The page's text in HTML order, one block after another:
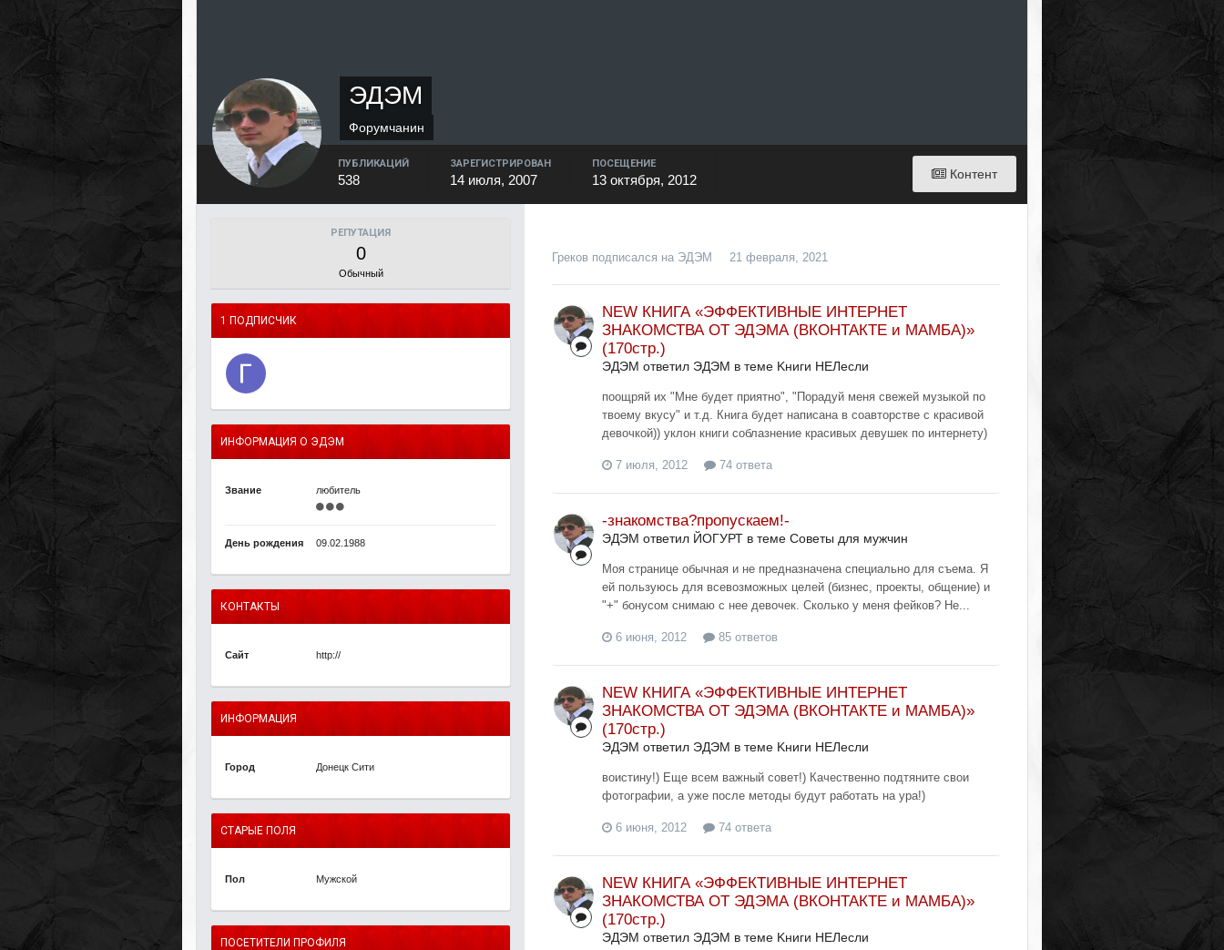
ЭДЭМ
Форумчанин
Контент
ПУБЛИКАЦИЙ
538
ЗАРЕГИСТРИРОВАН
14 июля, 2007
ПОСЕЩЕНИЕ
13 октября, 2012
РЕПУТАЦИЯ
0
Обычный
1 ПОДПИСЧИК
ИНФОРМАЦИЯ О ЭДЭМ
Звание любитель
День рождения 09.02.1988
КОНТАКТЫ
Сайт http://
ИНФОРМАЦИЯ
Город Донецк Сити
СТАРЫЕ ПОЛЯ
Пол Мужской
ПОСЕТИТЕЛИ ПРОФИЛЯ
Греков подписался на ЭДЭМ 21 февраля, 2021
NEW КНИГА «ЭФФЕКТИВНЫЕ ИНТЕРНЕТ
ЗНАКОМСТВА ОТ ЭДЭМА (ВКОНТАКТЕ и МАМБА)»
(170стр.)
ЭДЭМ ответил ЭДЭМ в теме Kниги НЕЛесли
поощряй их "Мне будет приятно", "Порадуй меня свежей музыкой по
твоему вкусу" и т.д. Книга будет написана в соавторстве с красивой
девочкой)) уклон книги соблазнение красивых девушек по интернету)
7 июля, 2012 74 ответа
-знакомства?пропускаем!-
ЭДЭМ ответил ЙОГУРТ в теме Советы для мужчин
Моя странице обычная и не предназначена специально для съема. Я
ей пользуюсь для всевозможных целей (бизнес, проекты, общение) и
"+" бонусом снимаю с нее девочек. Сколько у меня фейков? Не...
6 июня, 2012 85 ответов
NEW КНИГА «ЭФФЕКТИВНЫЕ ИНТЕРНЕТ
ЗНАКОМСТВА ОТ ЭДЭМА (ВКОНТАКТЕ и МАМБА)»
(170стр.)
ЭДЭМ ответил ЭДЭМ в теме Kниги НЕЛесли
воистину!) Еще всем важный совет!) Качественно подтяните свои
фотографии, а уже после методы будут работать на ура!)
6 июня, 2012 74 ответа
NEW КНИГА «ЭФФЕКТИВНЫЕ ИНТЕРНЕТ
ЗНАКОМСТВА ОТ ЭДЭМА (ВКОНТАКТЕ и МАМБА)»
(170стр.)
ЭДЭМ ответил ЭДЭМ в теме Kниги НЕЛесли